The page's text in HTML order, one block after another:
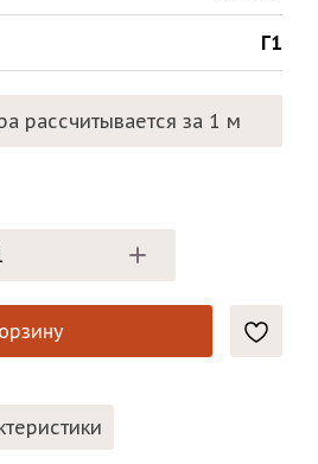
Г1
рассчитывается за 1 м